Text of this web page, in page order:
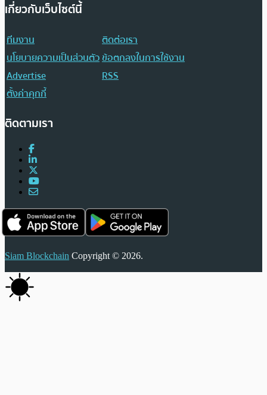
เกี่ยวกับเว็บไซต์นี้
ทีมงาน
ติดต่อเรา
นโยบายความเป็นส่วนตัวข้อตกลงในการใช้งาน
Advertise
RSS
ตั้งค่าคุกกี้
ติดตามเรา
Siam Blockchain Copyright © 2026.